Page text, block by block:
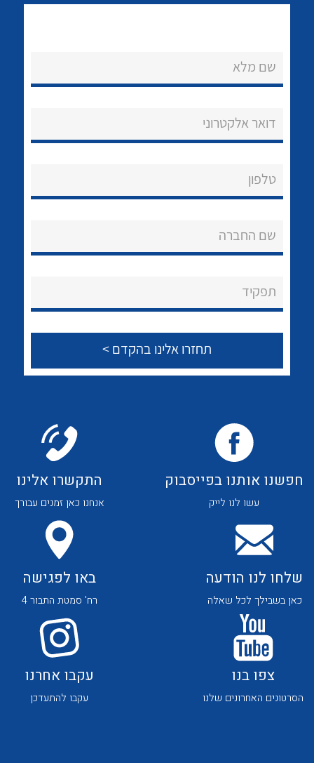
נקודות מכירה
שאלות ותשובות
צור קשר
לכל מוצרי היצרן לכל מוצרי היצרן
שם מלא
דואר אלקטרוני
טלפון
שם החברה
תפקיד
חפשנו אותנו בפייסבוק
עשו לנו לייק
התקשרו אלינו
אנחנו כאן זמנים עבורך
שלחו לנו הודעה
כאן בשבילך לכל שאלה
באו לפגישה
רח' סמטת התבור 4
צפו בנו
הסרטונים האחרונים שלנו
עקבו אחרנו
עקבו להתעדכן